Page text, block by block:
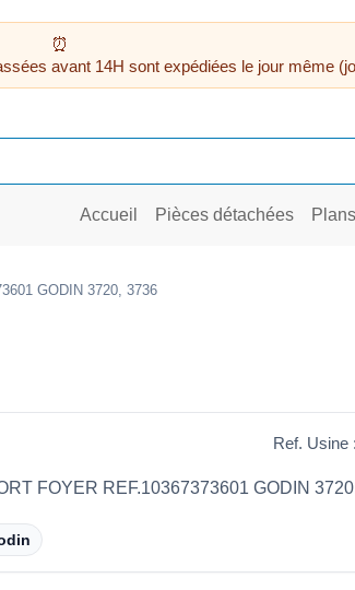
avant 14H sont expédiées le jour même
Accueil Pièces détachées
GODIN 3720, 3736
Ref. Usine :
FOYER REF.10367373601 GODIN